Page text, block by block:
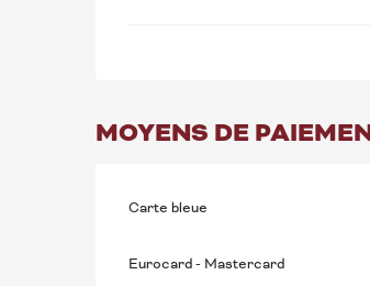
MOYENS DE
Carte bleue
Eurocard - Mastercard